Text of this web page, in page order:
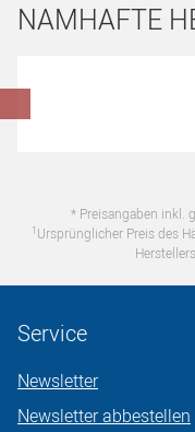
NAMHAFTE
* Preisangaben inkl.
1 Ursprünglicher Preis des
Service
Newsletter
Newsletter abbestellen